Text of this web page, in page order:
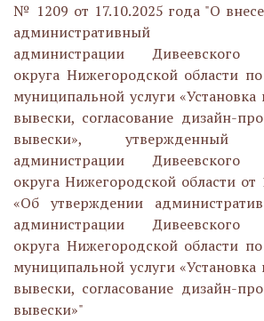
№ 1209 от 17.10.2025 года "О
административный
администрации Дивеевского
округа Нижегородской области
муниципальной услуги
вывески, согласование дизайн-
вывески», утвержденный
администрации Дивеевского
округа Нижегородской области
«Об утверждении
администрации Дивеевского
округа Нижегородской области
муниципальной услуги
вывески, согласование дизайн-
вывески»"